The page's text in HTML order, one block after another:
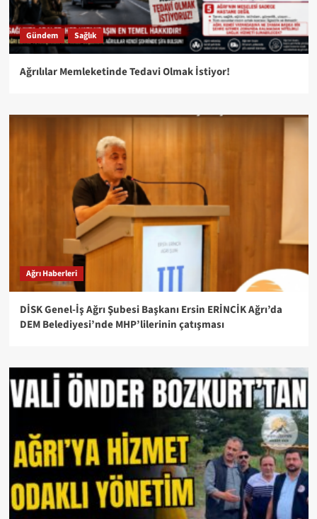
Gündem Sağlık
Ağrılılar Memleketinde Tedavi Olmak İstiyor!
Ağrı Haberleri
DİSK Genel-İş Ağrı Şubesi Başkanı Ersin ERİNCİK Ağrı’da
DEM Belediyesi’nde MHP’lilerinin çatışması